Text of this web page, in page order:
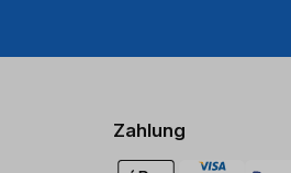
Zahlung